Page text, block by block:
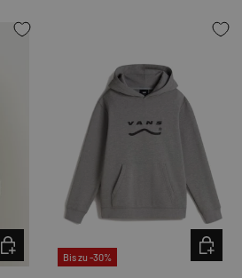
OPTIONEN AUSWÄHLEN
Bis zu -30%